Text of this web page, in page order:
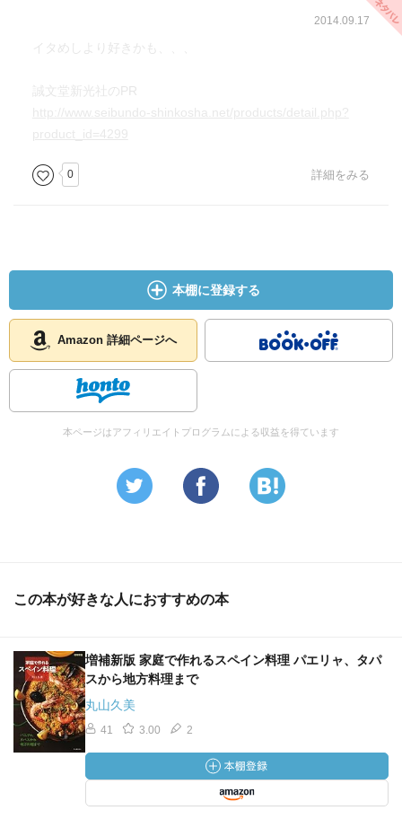
2014.09.17
イタめしより好きかも、、、
誠文堂新光社のPR
0 詳細をみる
本棚に登録する
Amazon 詳細ページへ
本ページはアフィリエイトプログラムによる収益を得ています
この本が好きな人におすすめの本
増補新版 家庭で作れるスペイン料理 パエリャ、タパ
スから地方料理まで
丸山久美
41 3.00 2